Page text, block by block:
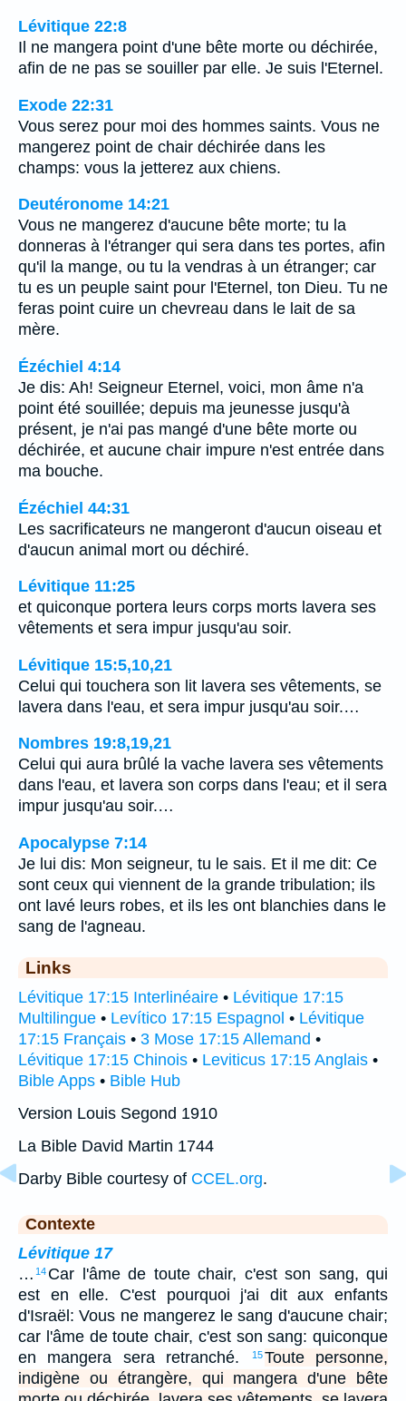
Lévitique 22:8
Il ne mangera point d'une bête morte ou déchirée,
afin de ne pas se souiller par elle. Je suis l'Eternel.
Exode 22:31
Vous serez pour moi des hommes saints. Vous ne
mangerez point de chair déchirée dans les
champs: vous la jetterez aux chiens.
Deutéronome 14:21
Vous ne mangerez d'aucune bête morte; tu la
donneras à l'étranger qui sera dans tes portes, afin
qu'il la mange, ou tu la vendras à un étranger; car
tu es un peuple saint pour l'Eternel, ton Dieu. Tu ne
feras point cuire un chevreau dans le lait de sa
mère.
Ézéchiel 4:14
Je dis: Ah! Seigneur Eternel, voici, mon âme n'a
point été souillée; depuis ma jeunesse jusqu'à
présent, je n'ai pas mangé d'une bête morte ou
déchirée, et aucune chair impure n'est entrée dans
ma bouche.
Ézéchiel 44:31
Les sacrificateurs ne mangeront d'aucun oiseau et
d'aucun animal mort ou déchiré.
Lévitique 11:25
et quiconque portera leurs corps morts lavera ses
vêtements et sera impur jusqu'au soir.
Lévitique 15:5,10,21
Celui qui touchera son lit lavera ses vêtements, se
lavera dans l'eau, et sera impur jusqu'au soir.…
Nombres 19:8,19,21
Celui qui aura brûlé la vache lavera ses vêtements
dans l'eau, et lavera son corps dans l'eau; et il sera
impur jusqu'au soir.…
Apocalypse 7:14
Je lui dis: Mon seigneur, tu le sais. Et il me dit: Ce
sont ceux qui viennent de la grande tribulation; ils
ont lavé leurs robes, et ils les ont blanchies dans le
sang de l'agneau.
Links
Lévitique 17:15 Interlinéaire • Lévitique 17:15
Multilingue • Levítico 17:15 Espagnol • Lévitique
17:15 Français • 3 Mose 17:15 Allemand •
Lévitique 17:15 Chinois • Leviticus 17:15 Anglais •
Bible Apps • Bible Hub
Version Louis Segond 1910
La Bible David Martin 1744
Darby Bible courtesy of CCEL.org.
Contexte
Lévitique 17
… 14 Car l'âme de toute chair, c'est son sang, qui
est en elle. C'est pourquoi j'ai dit aux enfants
d'Israël: Vous ne mangerez le sang d'aucune chair;
car l'âme de toute chair, c'est son sang: quiconque
en mangera sera retranché.
15Toute personne,
indigène ou étrangère, qui mangera d'une bête